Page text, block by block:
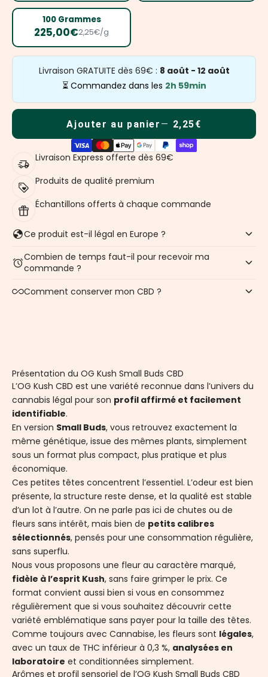
100 Grammes
225,00€2,25€/g
Livraison GRATUITE dès 69€ : 8 août - 12 août
⏳ Commandez dans les 2h 59min
Ajouter au panier 2,25€
Livraison Express offerte dès 69€
Produits de qualité premium
Échantillons offerts à chaque commande
Ce produit est-il légal en Europe ?
Combien de temps faut-il pour recevoir ma
commande ?
Comment conserver mon CBD ?
Présentation du OG Kush Small Buds CBD
L’OG Kush CBD est une variété reconnue dans l’univers du
cannabis légal pour son profil affirmé et facilement
identifiable.
En version Small Buds, vous retrouvez exactement la
même génétique, issue des mêmes plants, simplement
sous un format plus compact, plus pratique et plus
économique.
Ces petites têtes concentrent l’essentiel. L’odeur est bien
présente, la structure reste dense, et la qualité est stable
d’un lot à l’autre. On ne parle pas ici de chutes ou de
fleurs sans intérêt, mais bien de petits calibres
sélectionnés, pensés pour une consommation régulière,
sans superflu.
Nous vous proposons une fleur au caractère marqué,
fidèle à l’esprit Kush, sans faire grimper le prix. Ce
format convient aussi bien si vous en consommez
régulièrement que si vous souhaitez découvrir cette
variété emblématique sans payer pour la taille des têtes.
Comme toujours avec Cannabise, les fleurs sont légales,
avec un taux de THC inférieur à 0,3 %, analysées en
laboratoire et conditionnées simplement.
Arômes et profil sensoriel de l’OG Kush Small Buds CBD